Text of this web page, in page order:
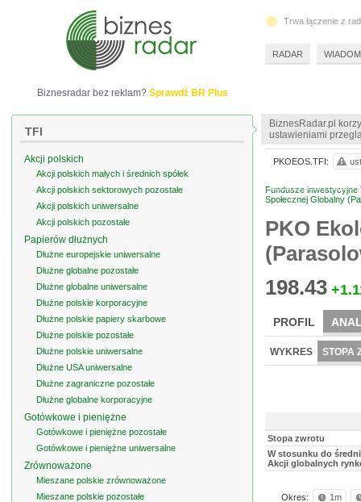
BiznesRadar.pl
ustawieniami
Fundusze inwestycyjne
Społecznej Globalny
PKO
198.43
PROFIL
WYKRES STOPA
Stopa zwrotu
W stosunku do
Akcji globalnych
Okres: 1m
PKOEOS.TFI:
Biznesradar bez reklam? Sprawdź BR Plus
TFI
Akcji polskich
Akcji polskich małych i średnich spółek
Akcji polskich sektorowych pozostałe
Akcji polskich uniwersalne
Akcji polskich pozostałe
Papierów dłużnych
Dłużne europejskie uniwersalne
Dłużne globalne pozostałe
Dłużne globalne uniwersalne
Dłużne polskie korporacyjne
Dłużne polskie papiery skarbowe
Dłużne polskie pozostałe
Dłużne polskie uniwersalne
Dłużne USA uniwersalne
Dłużne zagraniczne pozostałe
Dłużne globalne korporacyjne
Gotówkowe i pieniężne
Gotówkowe i pieniężne pozostałe
Gotówkowe i pieniężne uniwersalne
Zrównoważone
Mieszane polskie zrównoważone
Mieszane polskie pozostałe
Trwa łączenie z
RADAR